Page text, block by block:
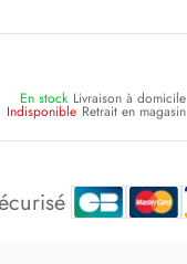
En stock Livraison à domicile
Indisponible Retrait en magasin